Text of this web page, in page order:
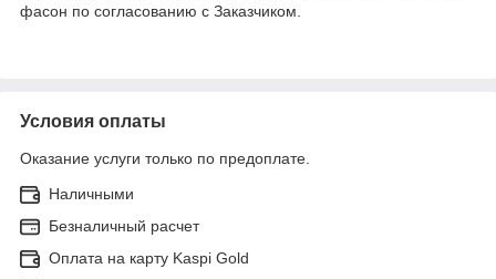
фасон по согласованию с Заказчиком.
Условия оплаты
Оказание услуги только по предоплате.
Наличными
Безналичный расчет
Оплата на карту Kaspi Gold